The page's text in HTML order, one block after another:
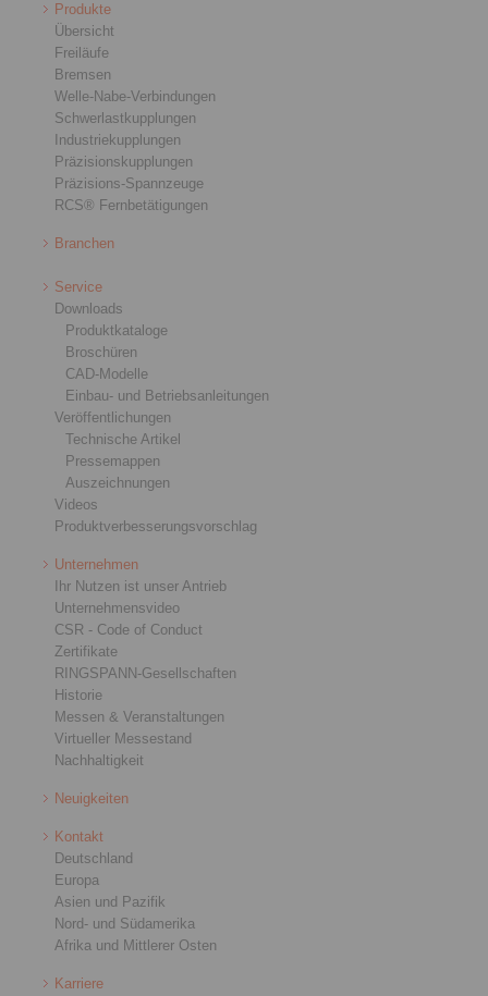
Produkte
Übersicht
Freiläufe
Bremsen
Welle-Nabe-Verbindungen
Schwerlastkupplungen
Industriekupplungen
Präzisionskupplungen
Präzisions-Spannzeuge
RCS® Fernbetätigungen
Branchen
Service
Downloads
Produktkataloge
Broschüren
CAD-Modelle
Einbau- und Betriebsanleitungen
Veröffentlichungen
Technische Artikel
Pressemappen
Auszeichnungen
Videos
Produktverbesserungsvorschlag
Unternehmen
Ihr Nutzen ist unser Antrieb
Unternehmensvideo
CSR - Code of Conduct
Zertifikate
RINGSPANN-Gesellschaften
Historie
Messen & Veranstaltungen
Virtueller Messestand
Nachhaltigkeit
Neuigkeiten
Kontakt
Deutschland
Europa
Asien und Pazifik
Nord- und Südamerika
Afrika und Mittlerer Osten
Karriere